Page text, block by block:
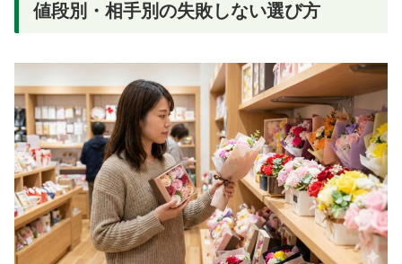
値段別・相手別の失敗しない選び方